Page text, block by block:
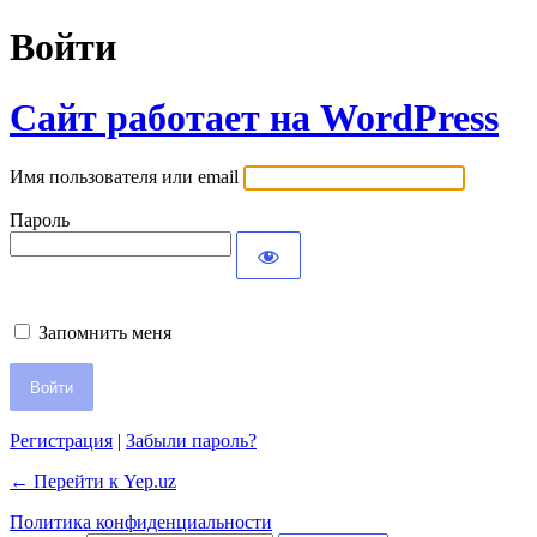
Войти
Сайт работает на WordPress
Имя пользователя или email
Пароль
Запомнить меня
Регистрация | Забыли пароль?
← Перейти к Yep.uz
Политика конфиденциальности